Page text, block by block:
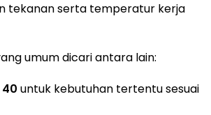
tekanan serta temperatur kerja
umum dicari antara lain:
40 untuk kebutuhan tertentu sesuai